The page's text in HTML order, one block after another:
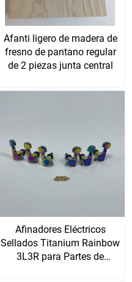
Afanti ligero de madera de
fresno de pantano regular
de 2 piezas junta central
Afinadores Eléctricos
Sellados Titanium Rainbow
3L3R para Partes de